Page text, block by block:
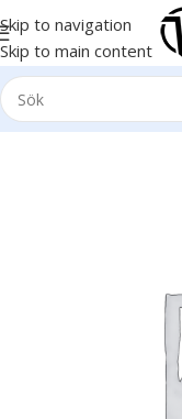
Skip to navigation
Skip to main content